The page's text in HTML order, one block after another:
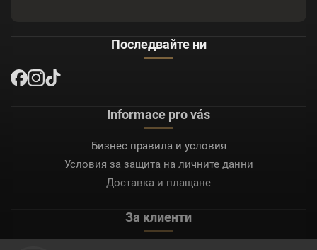
Последвайте ни
Informace pro vás
Бизнес правила и условия
Условия за защита на личните данни
Доставка и плащане
За клиенти